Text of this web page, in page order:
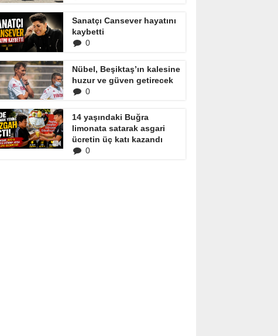
Sanatçı Cansever hayatını
kaybetti
0
Nübel, Beşiktaş’ın kalesine
huzur ve güven getirecek
0
14 yaşındaki Buğra
limonata satarak asgari
ücretin üç katı kazandı
0